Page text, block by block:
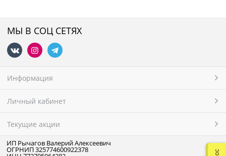
МЫ В СОЦ СЕТЯХ
Информация
Личный кабинет
Текущие акции
ИП Рычагов Валерий Алексеевич
ОГРНИП 325774600922378